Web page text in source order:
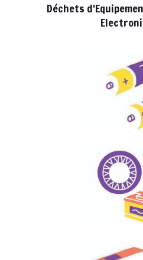
Déchets